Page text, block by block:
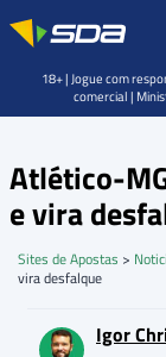
Atlético-
e vira
Sites de Apostas >
vira desfalque
Igor
18+ | Jogue com
comercial |